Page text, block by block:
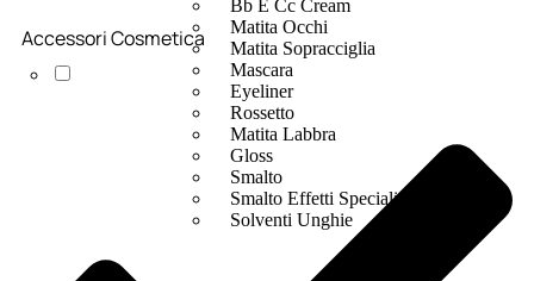
Bb E Cc Cream
Matita Occhi
Matita Sopracciglia
Mascara
Eyeliner
Rossetto
Matita Labbra
Gloss
Smalto
Smalto Effetti Speciali
Solventi Unghie
Accessori Cosmetica